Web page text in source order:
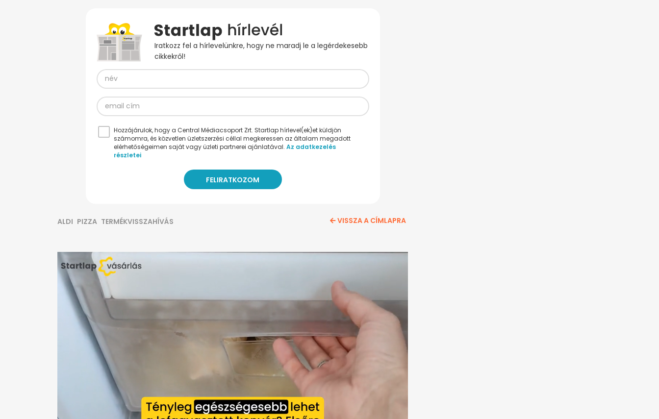
Iratkozz fel a hírlevelünkre, hogy ne maradj le a legérdekesebb
cikkekről!
Hozzájárulok, hogy a Central Médiacsoport Zrt. Startlap hírlevel(ek)et küldjön
számomra, és közvetlen üzletszerzési céllal megkeressen az általam megadott
elérhetőségeimen saját vagy üzleti partnerei ajánlatával. Az adatkezelés
részletei
ALDI PIZZA TERMÉKVISSZAHÍVÁS VISSZA A CÍMLAPRA